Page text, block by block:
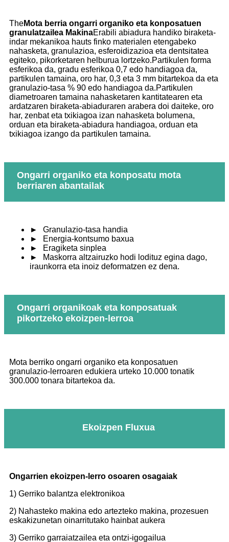
TheMota berria ongarri organiko eta konposatuen
granulatzailea MakinaErabili abiadura handiko biraketa-
indar mekanikoa hauts finko materialen etengabeko
nahasketa, granulazioa, esferoidizazioa eta dentsitatea
egiteko, pikorketaren helburua lortzeko.Partikulen forma
esferikoa da, gradu esferikoa 0,7 edo handiagoa da,
partikulen tamaina, oro har, 0,3 eta 3 mm bitartekoa da eta
granulazio-tasa % 90 edo handiagoa da.Partikulen
diametroaren tamaina nahasketaren kantitatearen eta
ardatzaren biraketa-abiaduraren arabera doi daiteke, oro
har, zenbat eta txikiagoa izan nahasketa bolumena,
orduan eta biraketa-abiadura handiagoa, orduan eta
txikiagoa izango da partikulen tamaina.
Ongarri organiko eta konposatu mota
berriaren abantailak
►
Granulazio-tasa handia
►
Energia-kontsumo baxua
►
Eragiketa sinplea
►
Maskorra altzairuzko hodi lodituz egina dago,
iraunkorra eta inoiz deformatzen ez dena.
Ongarri organikoak eta konposatuak
pikortzeko ekoizpen-lerroa
Mota berriko ongarri organiko eta konposatuen
granulazio-lerroaren edukiera urteko 10.000 tonatik
300.000 tonara bitartekoa da.
Ekoizpen Fluxua
Ongarrien ekoizpen-lerro osoaren osagaiak
1) Gerriko balantza elektronikoa
2) Nahasteko makina edo artezteko makina, prozesuen
eskakizunetan oinarritutako hainbat aukera
3) Gerriko garraiatzailea eta ontzi-igogailua